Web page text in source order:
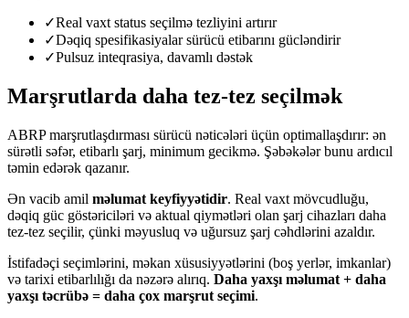
✓Real vaxt status seçilmə tezliyini artırır
✓Dəqiq spesifikasiyalar sürücü etibarını gücləndirir
✓Pulsuz inteqrasiya, davamlı dəstək
Marşrutlarda daha tez-tez seçilmək
ABRP marşrutlaşdırması sürücü nəticələri üçün optimallaşdırır: ən
sürətli səfər, etibarlı şarj, minimum gecikmə. Şəbəkələr bunu ardıcıl
təmin edərək qazanır.
Ən vacib amil məlumat keyfiyyətidir. Real vaxt mövcudluğu,
dəqiq güc göstəriciləri və aktual qiymətləri olan şarj cihazları daha
tez-tez seçilir, çünki məyusluq və uğursuz şarj cəhdlərini azaldır.
İstifadəçi seçimlərini, məkan xüsusiyyətlərini (boş yerlər, imkanlar)
və tarixi etibarlılığı da nəzərə alırıq. Daha yaxşı məlumat + daha
yaxşı təcrübə = daha çox marşrut seçimi.